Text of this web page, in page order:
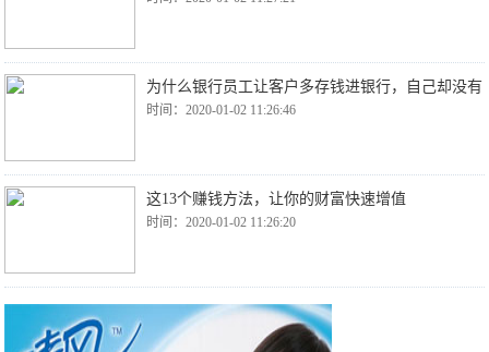
为什么银行员工让客户多存钱进银行，自己却没有
时间：2020-01-02 11:26:46
这13个赚钱方法，让你的财富快速增值
时间：2020-01-02 11:26:20